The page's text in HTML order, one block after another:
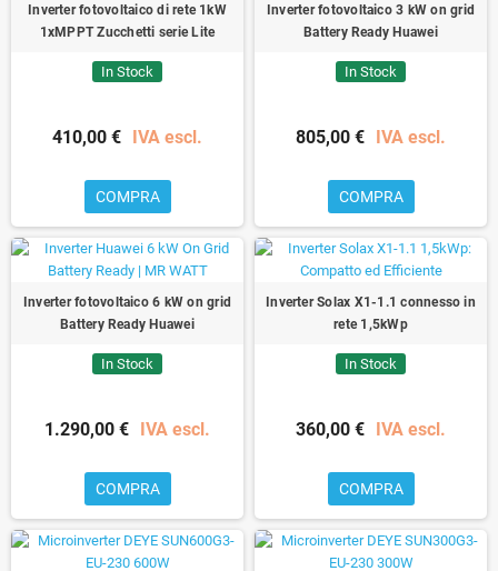
Inverter fotovoltaico di rete 1kW
1xMPPT Zucchetti serie Lite
In Stock
410,00 € IVA escl.
COMPRA
Inverter fotovoltaico 3 kW on grid
Battery Ready Huawei
In Stock
805,00 € IVA escl.
COMPRA
Inverter fotovoltaico 6 kW on grid
Battery Ready Huawei
In Stock
1.290,00 € IVA escl.
COMPRA
Inverter Solax X1-1.1 connesso in
rete 1,5kWp
In Stock
360,00 € IVA escl.
COMPRA